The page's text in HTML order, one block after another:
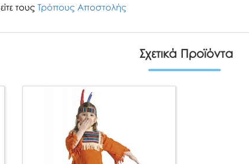
τους Τρόπους Αποστολής
Σχετικά Προϊόντα